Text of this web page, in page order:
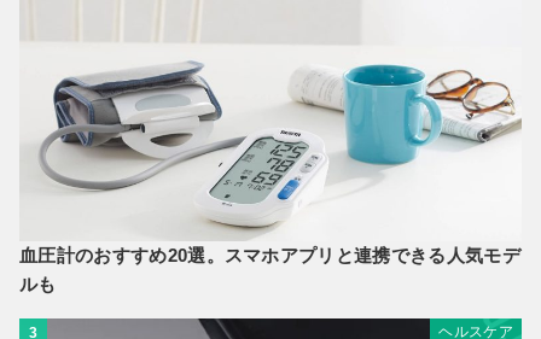
血圧計のおすすめ20選。スマホアプリと連携できる人気モデ
ルも
3 ヘルスケア